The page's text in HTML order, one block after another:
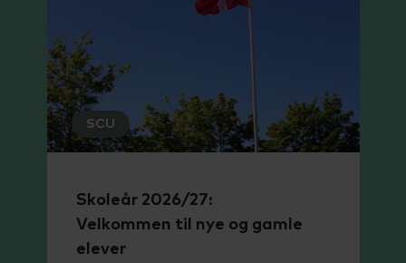
SCU
Skoleår 2026/27:
Velkommen til nye og gamle
elever